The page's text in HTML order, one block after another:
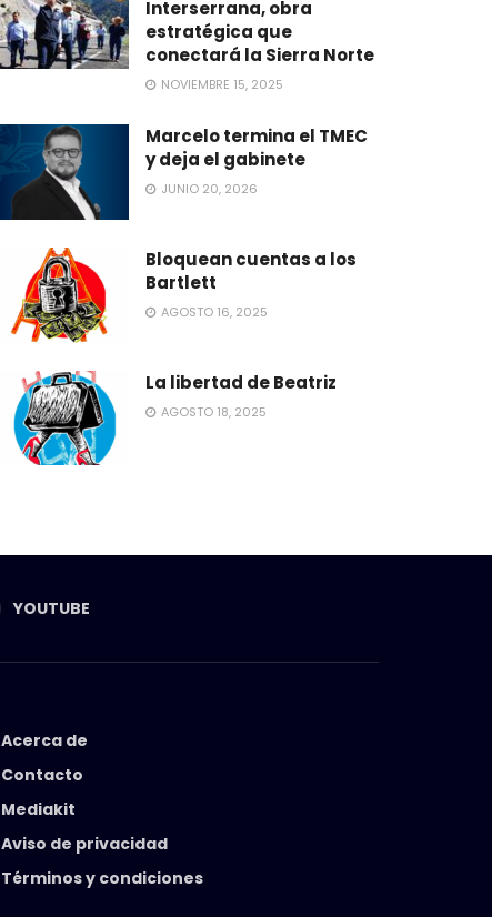
Interserrana, obra
estratégica que
conectará la Sierra Norte
NOVIEMBRE 15, 2025
Marcelo termina el TMEC
y deja el gabinete
JUNIO 20, 2026
Bloquean cuentas a los
Bartlett
AGOSTO 16, 2025
La libertad de Beatriz
AGOSTO 18, 2025
YOUTUBE
Acerca de
Contacto
Mediakit
Aviso de privacidad
Términos y condiciones